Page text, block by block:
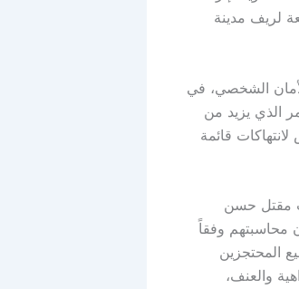
قرية كيتلون التابعة لريف مدينة
الشخصي، في
الذي يزيد من
قائمة
مقتل حسن
محاسبتهم وفقاً
المحتجزين
والعنف،